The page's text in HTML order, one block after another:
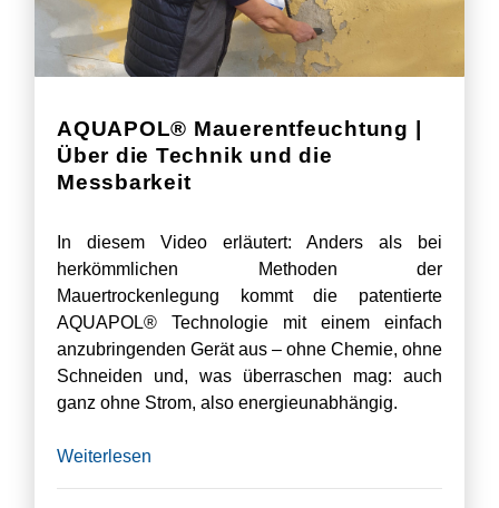
AQUAPOL® Mauerentfeuchtung |
Über die Technik und die
Messbarkeit
In diesem Video erläutert: Anders als bei
herkömmlichen Methoden der
Mauertrockenlegung kommt die patentierte
AQUAPOL® Technologie mit einem einfach
anzubringenden Gerät aus – ohne Chemie, ohne
Schneiden und, was überraschen mag: auch
ganz ohne Strom, also energieunabhängig.
Weiterlesen